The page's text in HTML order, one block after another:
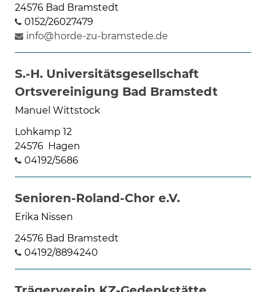
24576 Bad Bramstedt
0152/26027479
info@horde-zu-bramstede.de
S.-H. Universitätsgesellschaft
Ortsvereinigung Bad Bramstedt
Manuel Wittstock
Lohkamp 12
24576 Hagen
04192/5686
Senioren-Roland-Chor e.V.
Erika Nissen
24576 Bad Bramstedt
04192/8894240